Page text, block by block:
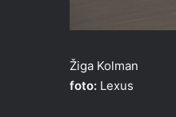
Žiga Kolman
foto: Lexus